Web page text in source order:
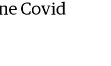
Covid